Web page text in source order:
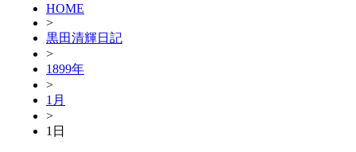
HOME
>
黒田清輝日記
>
1899年
>
1月
>
1日